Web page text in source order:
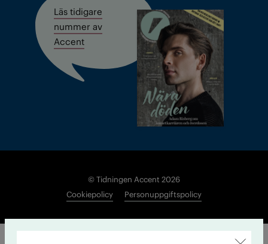
Läs tidigare
nummer av
Accent
© Tidningen Accent 2026
Cookiepolicy
Personuppgiftspolicy